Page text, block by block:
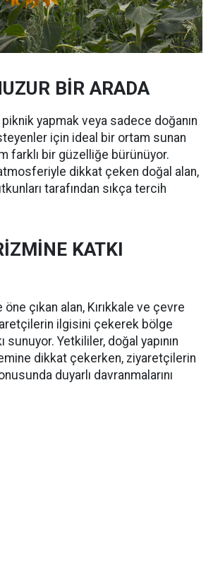
BİR ARADA
yapmak veya sadece doğanın
için ideal bir ortam sunan
farklı bir güzelliğe bürünüyor.
dikkat çeken doğal alan,
tarafından sıkça tercih
KATKI
çıkan alan, Kırıkkale ve çevre
ilgisini çekerek bölge
Yetkililer, doğal yapının
dikkat çekerken, ziyaretçilerin
duyarlı davranmalarını